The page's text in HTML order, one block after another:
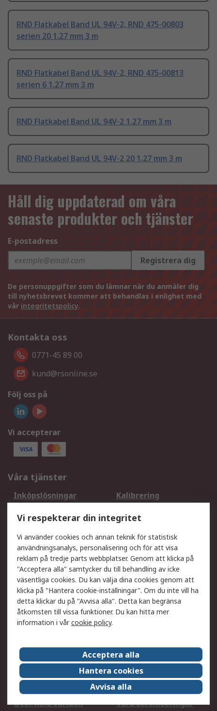
RND Flatkabel Band UL 94V-2, RND 475-00803
serien 20 1.27 mm 3 m
RND Flatkabel Band UL 94V-2, RND 475-00813
serien 6 1.27 mm 3 m
RND Flatkabel Band UL 94V-2 1.27 mm 3 m
RND Flatkabel Band UL 94V-2 20 1.27 mm 3 m
Håll dig uppdaterad om våra
senaste produkter och tjänster
E-postadress
Registrera dig
De personuppgifter som du lämnar när du anmäler dig
till nyhetsbrevet kommer att behandlas i enlighet med
vår integritetspolicy.
Kontakta oss
0771-45 89 00
kund@rsonline.se
Följ oss på
Vi accepterar
Våra tjänster
Inköpslösningar
Kalibrering
DesignSpark
Teknisk Support
Ditt lokala säljteam
Exportlösningar
Support
Få hjälp
Retur av varor
Leverans
Spåra din order
Begär en fakturakopi
Fördelar med RS-konto
Betalningsalternativ
Om RS
Försäljningsvillkor
Det juridiska
Press Centre
Jobba hos RS
ESG
Över hela världen
Våra certificeringar
Vi respekterar din integritet
Vi använder cookies och annan teknik för statistisk
användningsanalys, personalisering och för att visa
reklam på tredje parts webbplatser. Genom att klicka på
"Acceptera alla" samtycker du till behandling av icke
väsentliga cookies. Du kan välja dina cookies genom att
klicka på "Hantera cookie-inställningar". Om du inte vill ha
detta klickar du på "Avvisa alla". Detta kan begränsa
åtkomsten till vissa funktioner. Du kan hitta mer
information i vårcookie policy.
Acceptera alla
Hantera cookies
Avvisa alla